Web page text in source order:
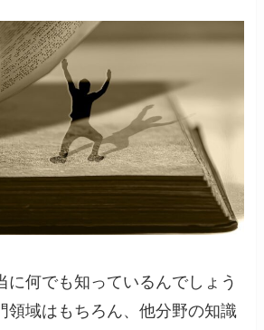
に何でも知っているんでしょう
域はもちろん、他分野の知識